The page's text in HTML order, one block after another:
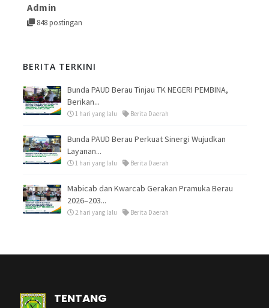
Admin
848 postingan
BERITA TERKINI
Bunda PAUD Berau Tinjau TK NEGERI PEMBINA,
Berikan...
1 hari yang lalu Berita Daerah
Bunda PAUD Berau Perkuat Sinergi Wujudkan
Layanan...
1 hari yang lalu Berita Daerah
Mabicab dan Kwarcab Gerakan Pramuka Berau
2026–203...
2 hari yang lalu Berita Daerah
TENTANG